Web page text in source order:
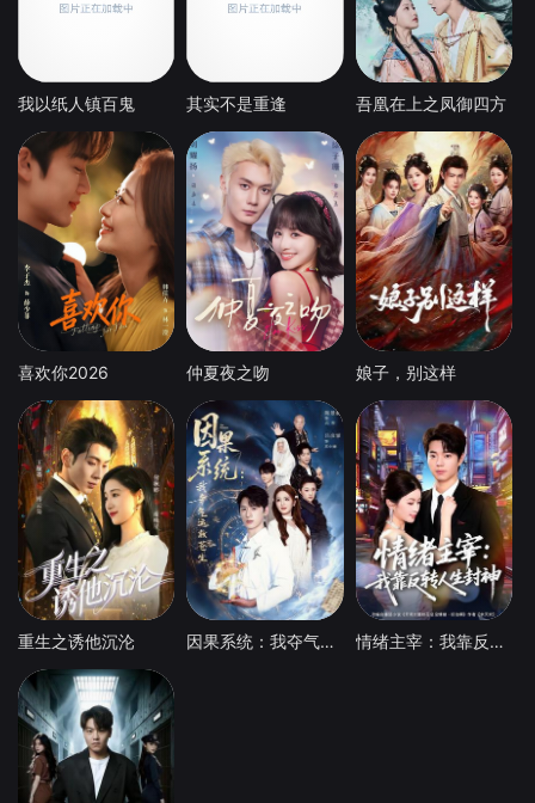
我以纸人镇百鬼 其实不是重逢 吾凰在上之凤御四方
喜欢你2026 仲夏夜之吻 娘子，别这样
重生之诱他沉沦 因果系统：我夺气运救苍生 情绪主宰：我靠反转人生封神